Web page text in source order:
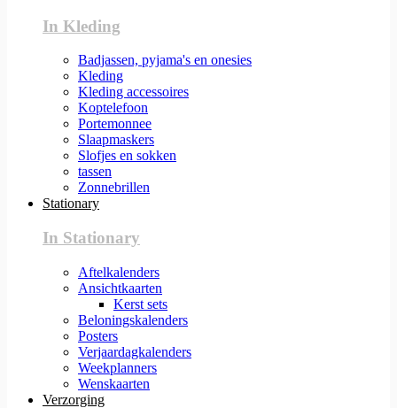
In Kleding
Badjassen, pyjama's en onesies
Kleding
Kleding accessoires
Koptelefoon
Portemonnee
Slaapmaskers
Slofjes en sokken
tassen
Zonnebrillen
Stationary
In Stationary
Aftelkalenders
Ansichtkaarten
Kerst sets
Beloningskalenders
Posters
Verjaardagkalenders
Weekplanners
Wenskaarten
Verzorging